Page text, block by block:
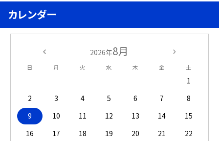
カレンダー
2026年8月
日 月 火 水 木 金 土
1
2
3 4 5 6 7
8
9
10 11 12 13 14
15
16
17 18 19 20 21
22